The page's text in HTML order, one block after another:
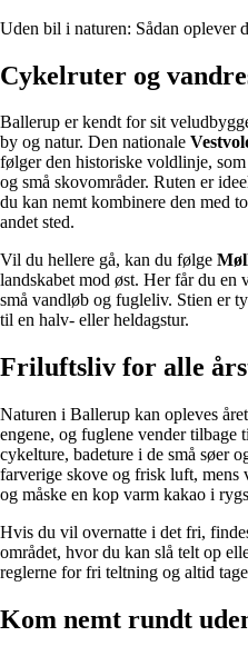
Uden bil i naturen: Sådan oplever
Cykelruter og
Ballerup er kendt for sit
by og natur. Den nationale
følger den historiske voldlinje,
og små skovområder. Ruten er
du kan nemt kombinere den med
andet sted.
Vil du hellere gå, kan du følge
landskabet mod øst. Her får du en
små vandløb og fugleliv. Stien er
til en halv- eller heldagstur.
Friluftsliv for alle
Naturen i Ballerup kan opleves
engene, og fuglene vender tilbage
cykelture, badeture i de små søer
farverige skove og frisk luft, mens
og måske en kop varm kakao i
Hvis du vil overnatte i det fri,
området, hvor du kan slå telt op
reglerne for fri teltning og altid
Kom nemt rundt